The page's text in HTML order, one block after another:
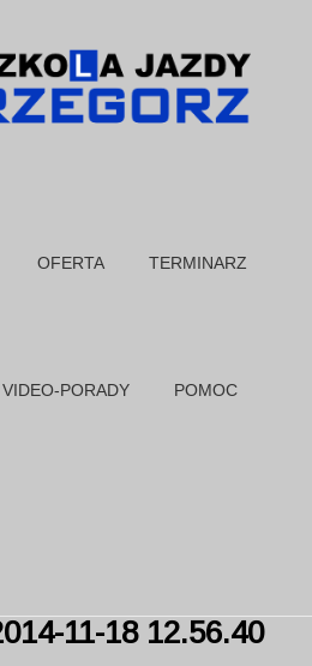
OFERTA TERMINARZ
VIDEO-PORADY POMOC
11-18 12.56.40